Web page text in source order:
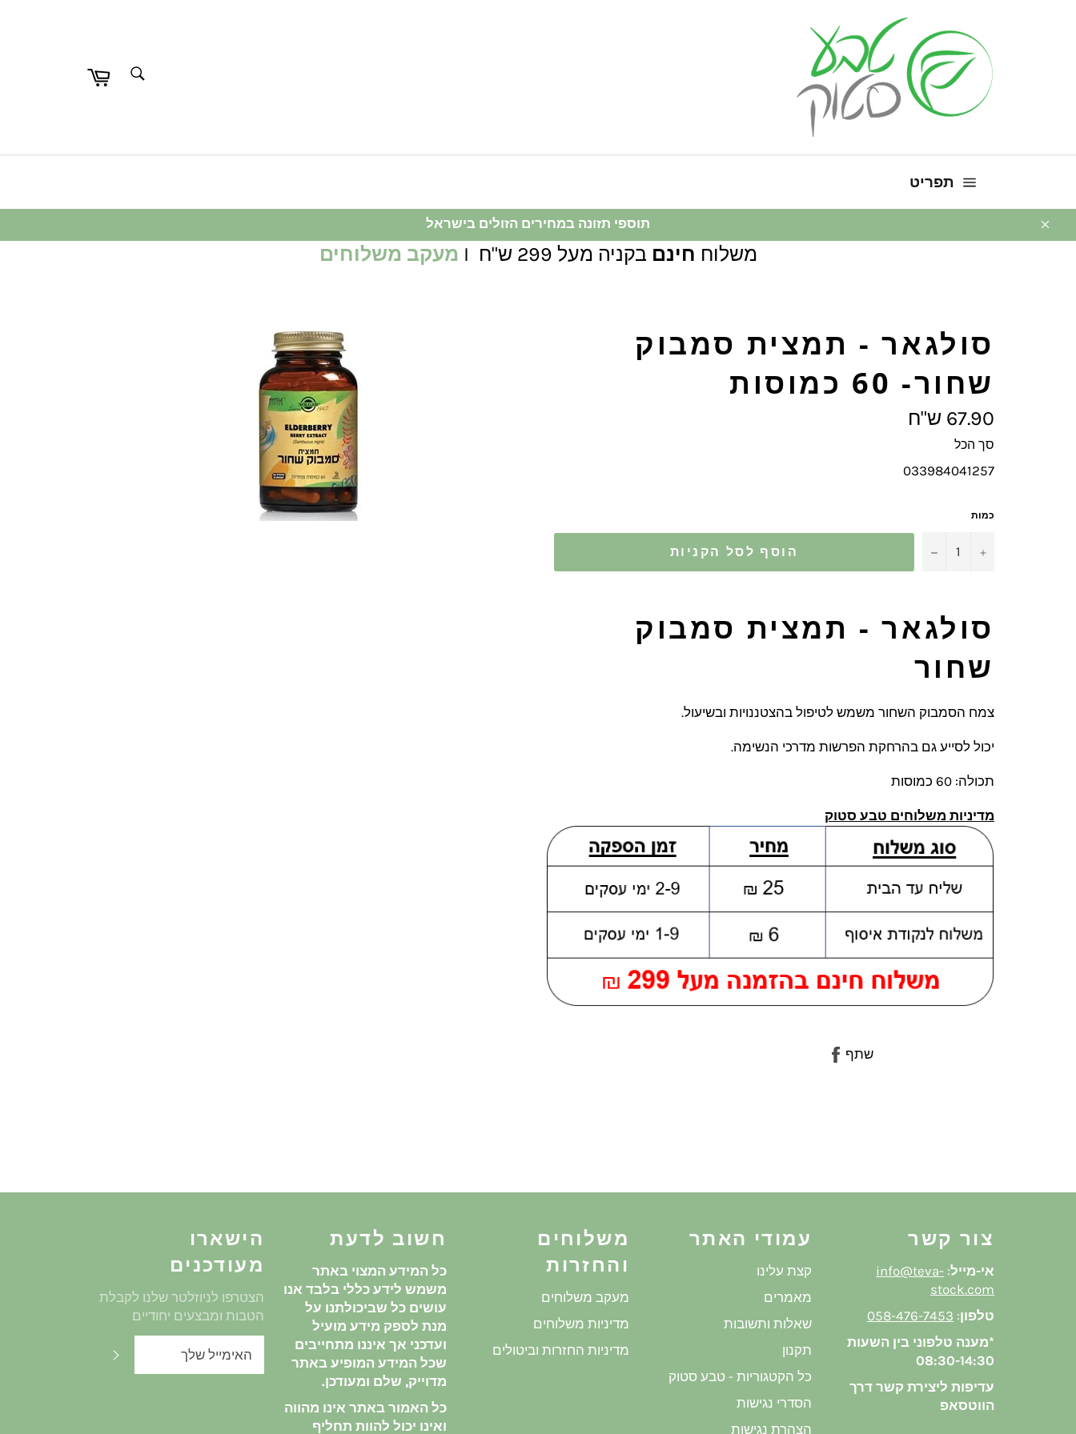
תפריט
תוספי תזונה במחירים הזולים בישראל
משלוח חינם בקניה מעל 299 ש"ח I מעקב משלוחים
סולגאר - תמצית סמבוק
שחור- 60 כמוסות
מחיר
מלא
67.90 ש"ח
סך הכל
033984041257
כמות
− + הוסף לסל הקניות
סולגאר - תמצית סמבוק
שחור
צמח הסמבוק השחור משמש לטיפול בהצטננויות ובשיעול.
יכול לסייע גם בהרחקת הפרשות מדרכי הנשימה.
תכולה: 60 כמוסות
מדיניות משלוחים טבע סטוק
שתף
צור קשר
אי-מייל:
info@teva-
stock.com
טלפון:
058-476-7453
*מענה טלפוני בין השעות
08:30-14:30
עדיפות ליצירת קשר דרך
הווטסאפ
עמודי האתר
קצת עלינו
מאמרים
שאלות ותשובות
תקנון
כל הקטגוריות - טבע סטוק
הסדרי נגישות
הצהרת נגישות
משלוחים
והחזרות
מעקב משלוחים
מדיניות משלוחים
מדיניות החזרות וביטולים
חשוב לדעת
כל המידע המצוי באתר
משמש לידע כללי בלבד אנו
עושים כל שביכולתנו על
מנת לספק מידע מועיל
ועדכני אך איננו מתחייבים
שכל המידע המופיע באתר
מדוייק, שלם ומעודכן.
כל האמור באתר אינו מהווה
ואינו יכול להוות תחליף
הישארו
מעודכנים
הצטרפו לניוזלטר שלנו לקבלת
הטבות ומבצעים יחודיים